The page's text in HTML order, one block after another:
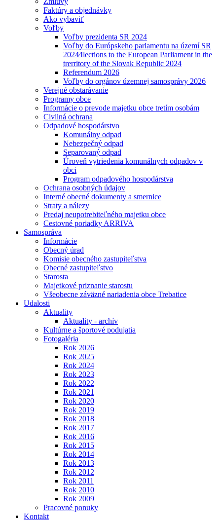
Faktúry a objednávky
Ako vybaviť
Voľby
Voľby prezidenta SR 2024
Voľby do Európskeho parlamentu na území SR
2024⁄Ilections to the European Parliament in the
trerritory of the Slovak Republic 2024
Referendum 2026
Voľby do orgánov územnej samosprávy 2026
Verejné obstarávanie
Programy obce
Informácie o prevode majetku obce tretím osobám
Civilná ochrana
Odpadové hospodárstvo
Komunálny odpad
Nebezpečný odpad
Separovaný odpad
Úroveň vytriedenia komunálnych odpadov v
obci
Program odpadového hospodárstva
Ochrana osobných údajov
Interné obecné dokumenty a smernice
Straty a nálezy
Predaj neupotrebiteľného majetku obce
Cestovné poriadky ARRIVA
Samospráva
Informácie
Obecný úrad
Komisie obecného zastupiteľstva
Obecné zastupiteľstvo
Starosta
Majetkové priznanie starostu
Všeobecne záväzné nariadenia obce Trebatice
Udalosti
Aktuality
Aktuality - archív
Kultúrne a športové podujatia
Fotogaléria
Rok 2026
Rok 2025
Rok 2024
Rok 2023
Rok 2022
Rok 2021
Rok 2020
Rok 2019
Rok 2018
Rok 2017
Rok 2016
Rok 2015
Rok 2014
Rok 2013
Rok 2012
Rok 2011
Rok 2010
Rok 2009
Pracovné ponuky
Kontakt